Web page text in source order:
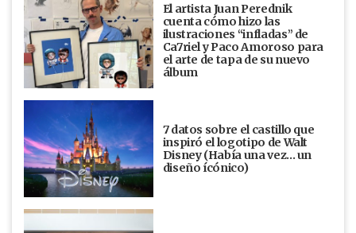
El artista Juan Perednik
cuenta cómo hizo las
ilustraciones “infladas” de
Ca7riel y Paco Amoroso para
el arte de tapa de su nuevo
álbum
7 datos sobre el castillo que
inspiró el logotipo de Walt
Disney (Había una vez... un
diseño ícónico)